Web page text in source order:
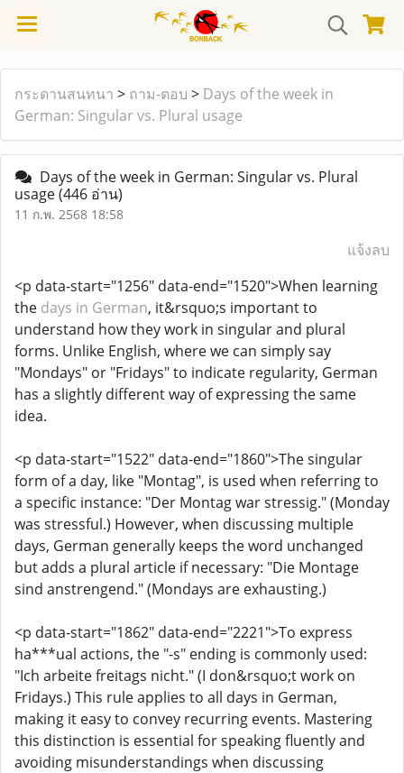
กระดานสนทนา > ถาม-ตอบ > Days of the week in
German: Singular vs. Plural usage
Days of the week in German: Singular vs. Plural
usage(446 อ่าน)
11 ก.พ. 2568 18:58
แจ้งลบ
<p data-start="1256" data-end="1520">When learning
the days in German, it&rsquo;s important to
understand how they work in singular and plural
forms. Unlike English, where we can simply say
"Mondays" or "Fridays" to indicate regularity, German
has a slightly different way of expressing the same
idea.
<p data-start="1522" data-end="1860">The singular
form of a day, like "Montag", is used when referring to
a specific instance: "Der Montag war stressig." (Monday
was stressful.) However, when discussing multiple
days, German generally keeps the word unchanged
but adds a plural article if necessary: "Die Montage
sind anstrengend." (Mondays are exhausting.)
<p data-start="1862" data-end="2221">To express
ha***ual actions, the "-s" ending is commonly used:
"Ich arbeite freitags nicht." (I don&rsquo;t work on
Fridays.) This rule applies to all days in German,
making it easy to convey recurring events. Mastering
this distinction is essential for speaking fluently and
avoiding misunderstandings when discussing